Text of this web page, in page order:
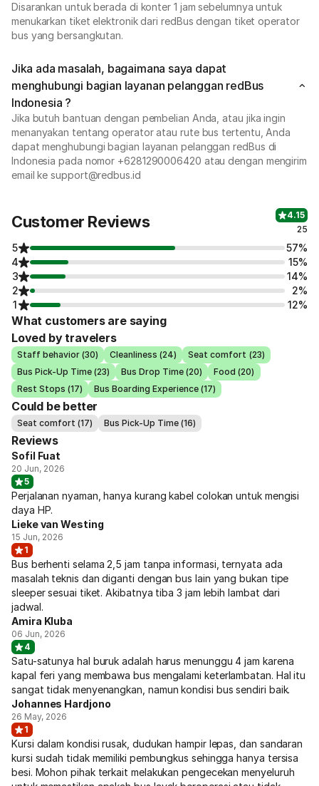
Disarankan untuk berada di konter 1 jam sebelumnya untuk
menukarkan tiket elektronik dari redBus dengan tiket operator
bus yang bersangkutan.
Jika ada masalah, bagaimana saya dapat
menghubungi bagian layanan pelanggan redBus
Indonesia ?
Jika butuh bantuan dengan pembelian Anda, atau jika ingin
menanyakan tentang operator atau rute bus tertentu, Anda
dapat menghubungi bagian layanan pelanggan redBus di
Indonesia pada nomor +6281290006420 atau dengan mengirim
email ke support@redbus.id
Customer Reviews
4.15
25
5
57%
4
15%
3
14%
2
2%
1
12%
What customers are saying
Loved by travelers
Staff behavior (30) Cleanliness (24)
Seat comfort (23)
Bus Pick-Up Time (23)
Bus Drop Time (20)
Food (20)
Rest Stops (17)
Bus Boarding Experience (17)
Could be better
Seat comfort (17) Bus Pick-Up Time (16)
Reviews
Sofil Fuat
20 Jun, 2026
5
Perjalanan nyaman, hanya kurang kabel colokan untuk mengisi
daya HP.
Lieke van Westing
15 Jun, 2026
1
Bus berhenti selama 2,5 jam tanpa informasi, ternyata ada
masalah teknis dan diganti dengan bus lain yang bukan tipe
sleeper sesuai tiket. Akibatnya tiba 3 jam lebih lambat dari
jadwal.
Amira Kluba
06 Jun, 2026
4
Satu-satunya hal buruk adalah harus menunggu 4 jam karena
kapal feri yang membawa bus mengalami keterlambatan. Hal itu
sangat tidak menyenangkan, namun kondisi bus sendiri baik.
Johannes Hardjono
26 May, 2026
1
Kursi dalam kondisi rusak, dudukan hampir lepas, dan sandaran
kursi sudah tidak memiliki pembungkus sehingga hanya tersisa
besi. Mohon pihak terkait melakukan pengecekan menyeluruh